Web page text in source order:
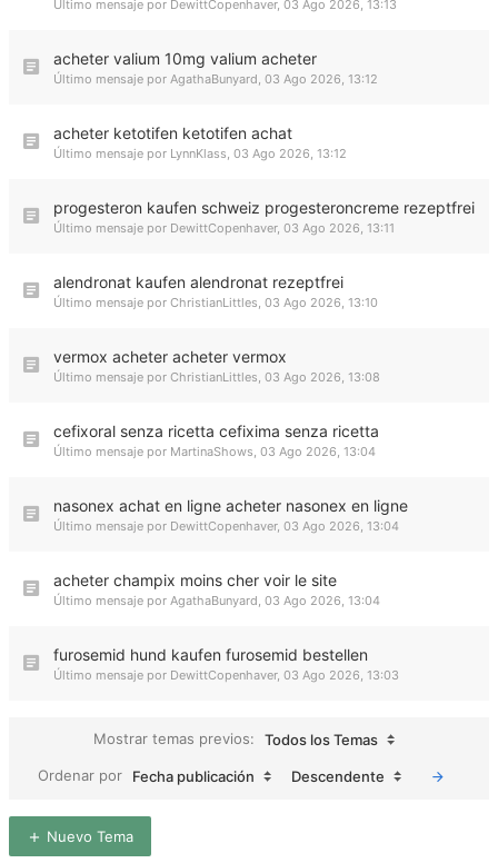
Último mensaje por DewittCopenhaver, 03 Ago 2026, 13:13
acheter valium 10mg valium acheter
Último mensaje por AgathaBunyard, 03 Ago 2026, 13:12
acheter ketotifen ketotifen achat
Último mensaje por LynnKlass, 03 Ago 2026, 13:12
progesteron kaufen schweiz progesteroncreme rezeptfrei
Último mensaje por DewittCopenhaver, 03 Ago 2026, 13:11
alendronat kaufen alendronat rezeptfrei
Último mensaje por ChristianLittles, 03 Ago 2026, 13:10
vermox acheter acheter vermox
Último mensaje por ChristianLittles, 03 Ago 2026, 13:08
cefixoral senza ricetta cefixima senza ricetta
Último mensaje por MartinaShows, 03 Ago 2026, 13:04
nasonex achat en ligne acheter nasonex en ligne
Último mensaje por DewittCopenhaver, 03 Ago 2026, 13:04
acheter champix moins cher voir le site
Último mensaje por AgathaBunyard, 03 Ago 2026, 13:04
furosemid hund kaufen furosemid bestellen
Último mensaje por DewittCopenhaver, 03 Ago 2026, 13:03
Mostrar temas previos:
Todos los Temas
Ordenar por
Fecha publicación Descendente
Nuevo Tema